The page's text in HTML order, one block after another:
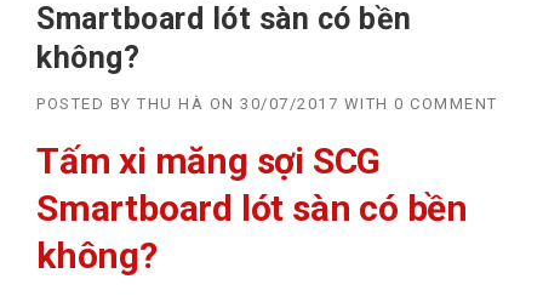
Smartboard lót sàn có bền
không?
POSTED BY THU HÀ ON 30/07/2017 WITH 0 COMMENT
Tấm xi măng sợi SCG
Smartboard lót sàn có bền
không?